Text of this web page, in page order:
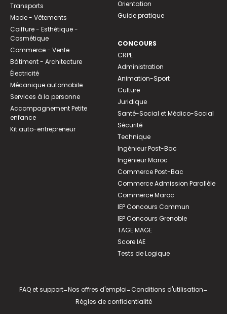
Transports
Mode - Vêtements
Coiffure - Esthétique -
Cosmétique
Commerce - Vente
Bâtiment - Architecture
Électricité
Mécanique automobile
Services à la personne
Accompagnement Petite
enfance
Kit auto-entrepreneur
Orientation
Guide pratique
CONCOURS
CRPE
Administration
Animation-Sport
Culture
Juridique
Santé-Social et Médico-Social
Sécurité
Technique
Ingénieur Post-Bac
Ingénieur Maroc
Commerce Post-Bac
Commerce Admission Parallèle
Commerce Maroc
IEP Concours Commun
IEP Concours Grenoble
TAGE MAGE
Score IAE
Tests de Logique
FAQ et support-Nos offres d'emploi-Conditions d'utilisation-
Règles de confidentialité